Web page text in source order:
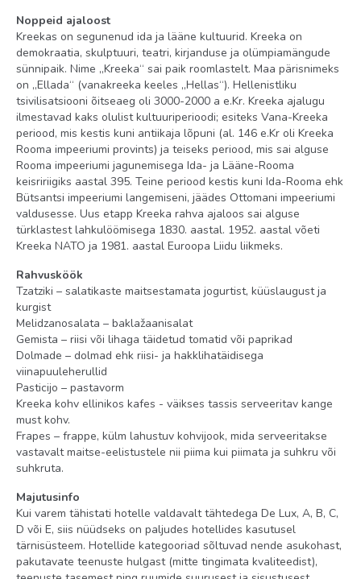
Noppeid ajaloost
Kreekas on segunenud ida ja lääne kultuurid. Kreeka on
demokraatia, skulptuuri, teatri, kirjanduse ja olümpiamängude
sünnipaik. Nime „Kreeka“ sai paik roomlastelt. Maa pärisnimeks
on „Ellada“ (vanakreeka keeles „Hellas“). Hellenistliku
tsivilisatsiooni õitseaeg oli 3000-2000 a e.Kr. Kreeka ajalugu
ilmestavad kaks olulist kultuuriperioodi; esiteks Vana-Kreeka
periood, mis kestis kuni antiikaja lõpuni (al. 146 e.Kr oli Kreeka
Rooma impeeriumi provints) ja teiseks periood, mis sai alguse
Rooma impeeriumi jagunemisega Ida- ja Lääne-Rooma
keisririigiks aastal 395. Teine periood kestis kuni Ida-Rooma ehk
Bütsantsi impeeriumi langemiseni, jäädes Ottomani impeeriumi
valdusesse. Uus etapp Kreeka rahva ajaloos sai alguse
türklastest lahkulöömisega 1830. aastal. 1952. aastal võeti
Kreeka NATO ja 1981. aastal Euroopa Liidu liikmeks.
Rahvusköök
Tzatziki – salatikaste maitsestamata jogurtist, küüslaugust ja
kurgist
Melidzanosalata – baklažaanisalat
Gemista – riisi või lihaga täidetud tomatid või paprikad
Dolmade – dolmad ehk riisi- ja hakklihatäidisega
viinapuuleherullid
Pasticijo – pastavorm
Kreeka kohv ellinikos kafes - väikses tassis serveeritav kange
must kohv.
Frapes – frappe, külm lahustuv kohvijook, mida serveeritakse
vastavalt maitse-eelistustele nii piima kui piimata ja suhkru või
suhkruta.
Majutusinfo
Kui varem tähistati hotelle valdavalt tähtedega De Lux, A, B, C,
D või E, siis nüüdseks on paljudes hotellides kasutusel
tärnisüsteem. Hotellide kategooriad sõltuvad nende asukohast,
pakutavate teenuste hulgast (mitte tingimata kvaliteedist),